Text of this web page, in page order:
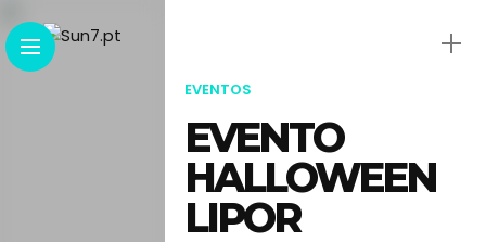
EVENTOS
EVENTO
HALLOWEEN
LIPOR